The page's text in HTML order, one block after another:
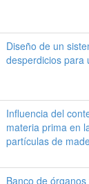
Diseño de un
desperdicios para
Influencia del
materia prima en
partículas de
Banco de